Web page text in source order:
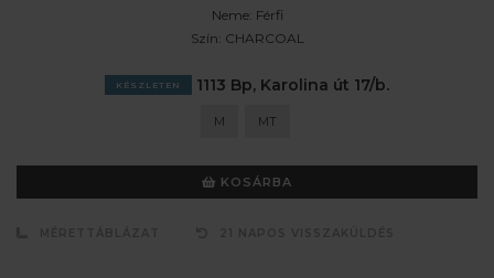
Neme: Férfi
Szín: CHARCOAL
KÉSZLETEN 1113 Bp, Karolina út 17/b.
M MT
KOSÁRBA